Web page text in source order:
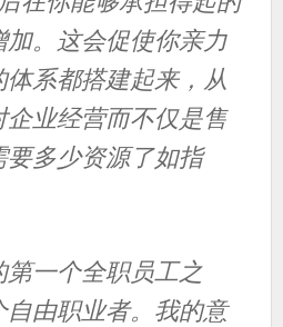
。这会促使你亲力
系都搭建起来，从
业经营而不仅是售
多少资源了如指
一个全职员工之
自由职业者。我的意